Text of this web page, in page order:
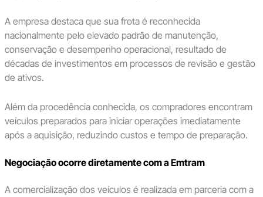
A empresa destaca que sua frota é reconhecida
nacionalmente pelo elevado padrão de manutenção,
conservação e desempenho operacional, resultado de
décadas de investimentos em processos de revisão e gestão
de ativos.
Além da procedência conhecida, os compradores encontram
veículos preparados para iniciar operações imediatamente
após a aquisição, reduzindo custos e tempo de preparação.
Negociação ocorre diretamente com a Emtram
A comercialização dos veículos é realizada em parceria com a